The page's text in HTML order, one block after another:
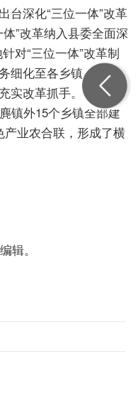
台深化“三位一体”改革
”改革纳入县委全面深
对“三位一体”改革制
细化至各乡镇，列入
实改革抓手。在全县
镇外15个乡镇全部建
业农合联，形成了横
辑。